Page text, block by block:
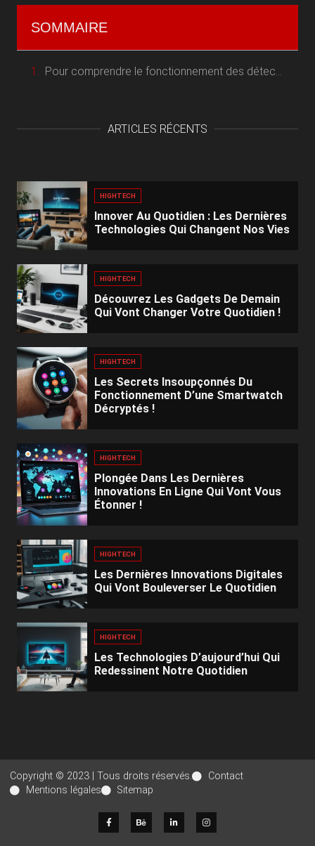
SOMMAIRE
Pour comprendre le fonctionnement des détecteurs de radar, il faut d’abord savoir ce qu’ils détectent.
ARTICLES RÉCENTS
HIGHTECH
Innover Au Quotidien : Les Dernières
Technologies Qui Changent Nos Vies
HIGHTECH
Découvrez Les Gadgets De Demain
Qui Vont Changer Votre Quotidien !
HIGHTECH
Les Secrets Insoupçonnés Du
Fonctionnement D’une Smartwatch
Décryptés !
HIGHTECH
Plongée Dans Les Dernières
Innovations En Ligne Qui Vont Vous
Étonner !
HIGHTECH
Les Dernières Innovations Digitales
Qui Vont Bouleverser Le Quotidien
HIGHTECH
Les Technologies D’aujourd’hui Qui
Redessinent Notre Quotidien
Copyright © 2023 | Tous droits réservés.
Contact
Mentions légales
Sitemap